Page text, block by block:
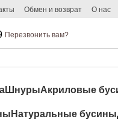
Обмен и возврат О нас
Перезвонить вам?
ШнурыАкриловые
Натуральные бусины